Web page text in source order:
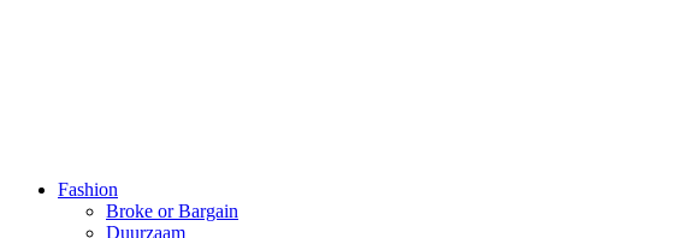
Fashion
Broke or Bargain
Duurzaam